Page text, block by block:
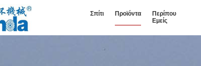
Σπίτι Προϊόντα
Περίπου
Εμείς